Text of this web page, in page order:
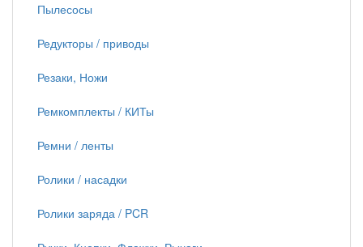
Пылесосы
Редукторы / приводы
Резаки, Ножи
Ремкомплекты / КИТы
Ремни / ленты
Ролики / насадки
Ролики заряда / PCR